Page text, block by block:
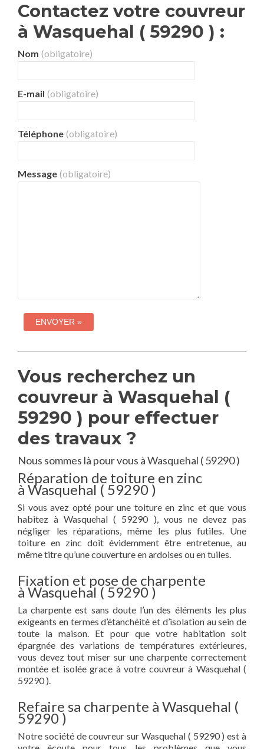
Contactez votre couvreur
à Wasquehal ( 59290 ) :
Nom (obligatoire)
E-mail (obligatoire)
Téléphone (obligatoire)
Message (obligatoire)
Vous recherchez un
couvreur à Wasquehal (
59290 ) pour effectuer
des travaux ?
Nous sommes là pour vous à Wasquehal ( 59290 )
Réparation de toiture en zinc
à Wasquehal ( 59290 )
Si vous avez opté pour une toiture en zinc et que vous
habitez à Wasquehal ( 59290 ), vous ne devez pas
négliger les réparations, même les plus futiles. Une
toiture en zinc doit évidemment être entretenue, au
même titre qu’une couverture en ardoises ou en tuiles.
Fixation et pose de charpente
à Wasquehal ( 59290 )
La charpente est sans doute l’un des éléments les plus
exigeants en termes d’étanchéité et d’isolation au sein de
toute la maison. Et pour que votre habitation soit
épargnée des variations de températures extérieures,
vous devez tout miser sur une charpente correctement
montée et isolée grace à votre couvreur à Wasquehal (
59290 ).
Refaire sa charpente à Wasquehal (
59290 )
Notre société de couvreur sur Wasquehal ( 59290 ) est à